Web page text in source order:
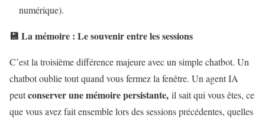
numérique).
💾 La mémoire : Le souvenir entre les sessions
C’est la troisième différence majeure avec un simple chatbot. Un
chatbot oublie tout quand vous fermez la fenêtre. Un agent IA
peutconserver une mémoire persistante, il sait qui vous êtes, ce
que vous avez fait ensemble lors des sessions précédentes, quelles